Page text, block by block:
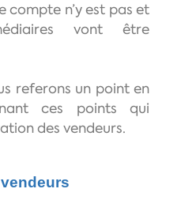
compte n’y est pas et
vont être
referons un point en
ces points qui
des vendeurs.